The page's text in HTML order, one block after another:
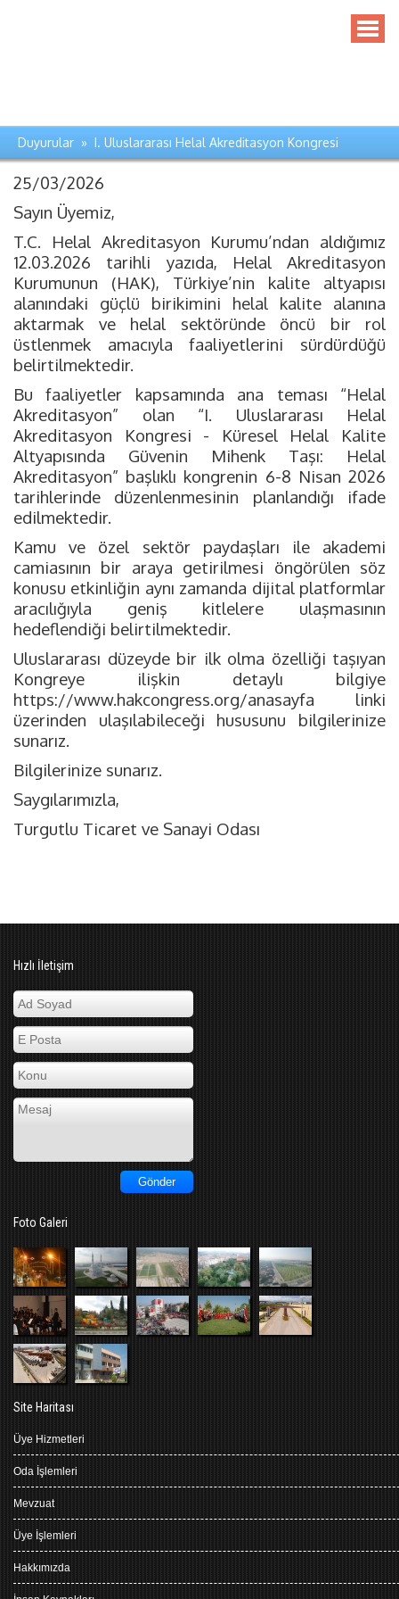
Duyurular » I. Uluslararası Helal Akreditasyon Kongresi
25/03/2026
Sayın Üyemiz,
T.C. Helal Akreditasyon Kurumu’ndan aldığımız
12.03.2026 tarihli yazıda, Helal Akreditasyon
Kurumunun (HAK), Türkiye’nin kalite altyapısı
alanındaki güçlü birikimini helal kalite alanına
aktarmak ve helal sektöründe öncü bir rol
üstlenmek amacıyla faaliyetlerini sürdürdüğü
belirtilmektedir.
Bu faaliyetler kapsamında ana teması “Helal
Akreditasyon” olan “I. Uluslararası Helal
Akreditasyon Kongresi - Küresel Helal Kalite
Altyapısında Güvenin Mihenk Taşı: Helal
Akreditasyon” başlıklı kongrenin 6-8 Nisan 2026
tarihlerinde düzenlenmesinin planlandığı ifade
edilmektedir.
Kamu ve özel sektör paydaşları ile akademi
camiasının bir araya getirilmesi öngörülen söz
konusu etkinliğin aynı zamanda dijital platformlar
aracılığıyla geniş kitlelere ulaşmasının
hedeflendiği belirtilmektedir.
Uluslararası düzeyde bir ilk olma özelliği taşıyan
Kongreye ilişkin detaylı bilgiye
https://www.hakcongress.org/anasayfa linki
üzerinden ulaşılabileceği hususunu bilgilerinize
sunarız.
Bilgilerinize sunarız.
Saygılarımızla,
Turgutlu Ticaret ve Sanayi Odası
Hızlı İletişim
Foto Galeri
Site Haritası
Üye Hizmetleri
Oda İşlemleri
Mevzuat
Üye İşlemleri
Hakkımızda